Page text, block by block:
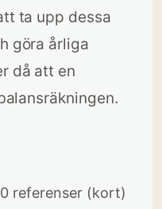
ta upp dessa
göra årliga
då att en
referenser (kort)